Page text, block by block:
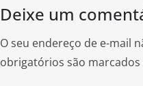
o
k
Deixe um
O seu endereço de e-mail
obrigatórios são marcados